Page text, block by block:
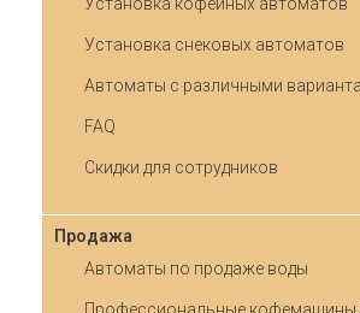
Установка снековых автоматов
Автоматы с различными
FAQ
Скидки для сотрудников
Продажа
Автоматы по продаже воды